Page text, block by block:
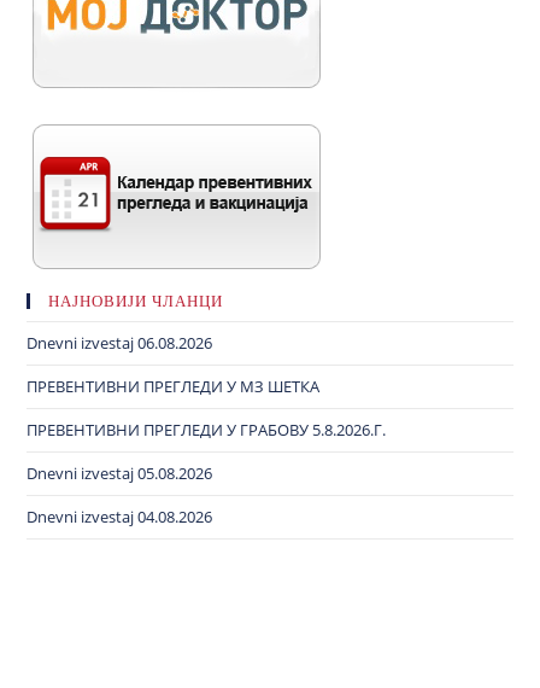
НАЈНОВИЈИ ЧЛАНЦИ
Dnevni izvestaj 06.08.2026
ПРЕВЕНТИВНИ ПРЕГЛЕДИ У МЗ ШЕТКА
ПРЕВЕНТИВНИ ПРЕГЛЕДИ У ГРАБОВУ 5.8.2026.Г.
Dnevni izvestaj 05.08.2026
Dnevni izvestaj 04.08.2026